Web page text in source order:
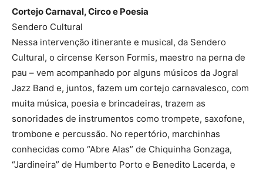
Cortejo Carnaval, Circo e Poesia
Sendero Cultural
Nessa intervenção itinerante e musical, da Sendero
Cultural, o circense Kerson Formis, maestro na perna de
pau – vem acompanhado por alguns músicos da Jogral
Jazz Band e, juntos, fazem um cortejo carnavalesco, com
muita música, poesia e brincadeiras, trazem as
sonoridades de instrumentos como trompete, saxofone,
trombone e percussão. No repertório, marchinhas
conhecidas como “Abre Alas” de Chiquinha Gonzaga,
“Jardineira” de Humberto Porto e Benedito Lacerda, e